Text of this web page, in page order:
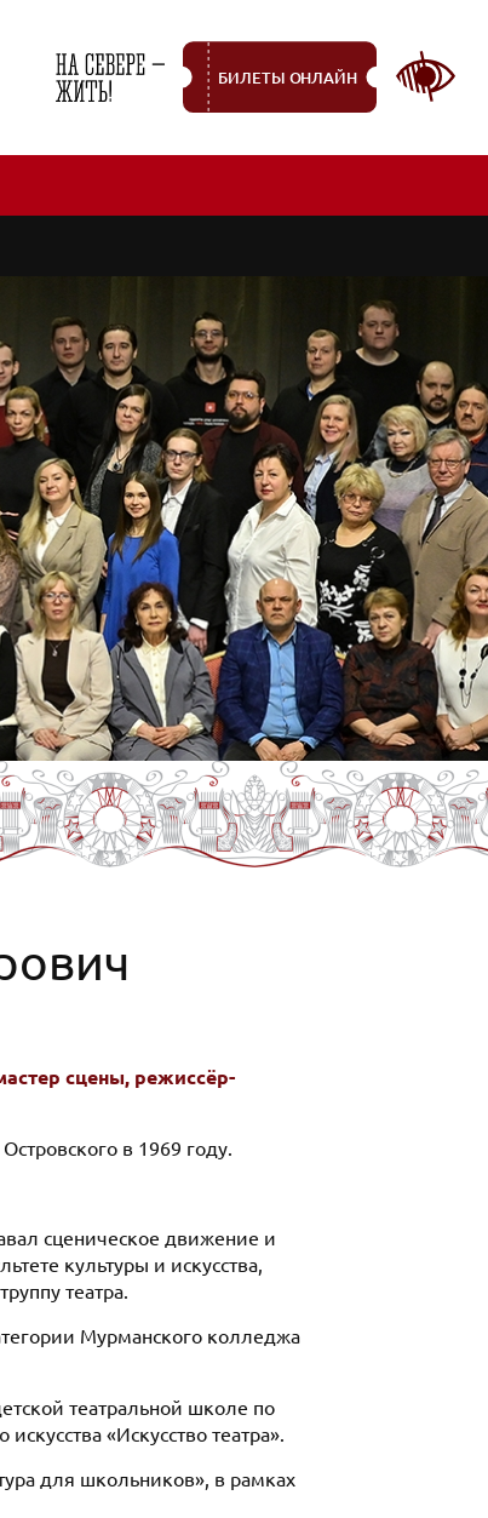
БИЛЕТЫ ОНЛАЙН
сцены, режиссёр-
в 1969 году.
сценическое движение и
культуры и искусства,
театра.
Мурманского колледжа
театральной школе по
«Искусство театра».
для школьников», в рамках